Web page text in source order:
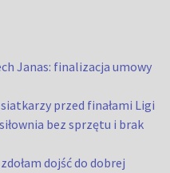
Janas: finalizacja umowy
przed finałami Ligi
bez sprzętu i brak
dojść do dobrej